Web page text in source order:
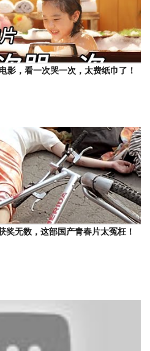
影，看一次哭一次，太费纸巾了！
奖无数，这部国产青春片太冤枉！